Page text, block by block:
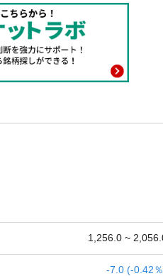
1,256.0 ~
-7.0 (-0.42